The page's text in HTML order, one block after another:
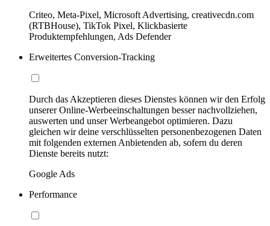
Criteo, Meta-Pixel, Microsoft Advertising, creativecdn.com
(RTBHouse), TikTok Pixel, Klickbasierte
Produktempfehlungen, Ads Defender
Erweitertes Conversion-Tracking
Durch das Akzeptieren dieses Dienstes können wir den Erfolg
unserer Online-Werbeeinschaltungen besser nachvollziehen,
auswerten und unser Werbeangebot optimieren. Dazu
gleichen wir deine verschlüsselten personenbezogenen Daten
mit folgenden externen Anbietenden ab, sofern du deren
Dienste bereits nutzt:
Google Ads
Performance